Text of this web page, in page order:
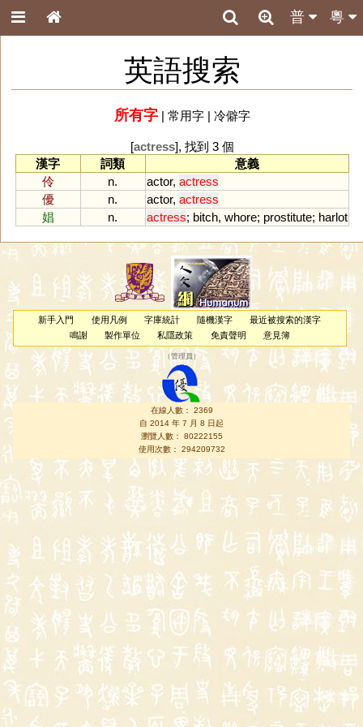
粵
普
英語搜索
所有字| 常用字| 冷僻字
[actress], 找到 3 個
漢字
詞類
意義
伶
n. actor, actress
優
n. actor, actress
娼
n. actress; bitch, whore; prostitute; harlot
新手入門 使用凡例 字庫統計 隨機漢字
最近被搜索的漢字
鳴謝
製作單位 私隱政策 免責聲明 意見簿
（管理員 ）
在線人數： 2369
自 2014 年 7 月 8 日起
瀏覽人數： 80222155
使用次數： 294209732